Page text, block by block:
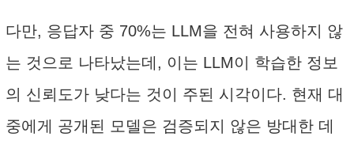
다만, 응답자 중 70%는 LLM을 전혀 사용하지 않
는 것으로 나타났는데, 이는 LLM이 학습한 정보
의 신뢰도가 낮다는 것이 주된 시각이다. 현재 대
중에게 공개된 모델은 검증되지 않은 방대한 데